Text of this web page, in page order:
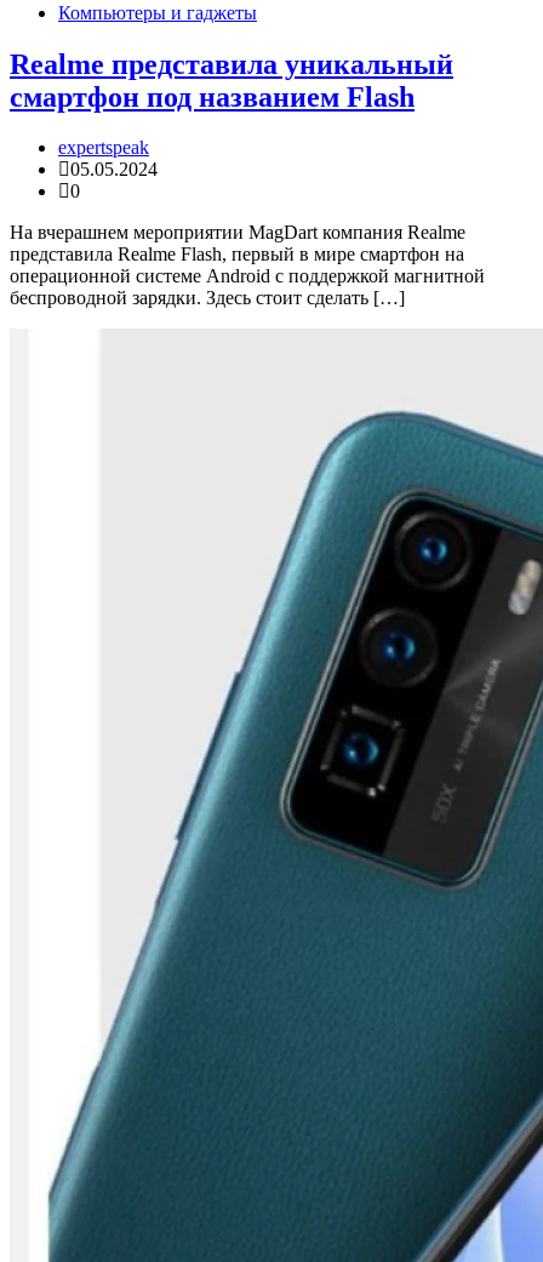
Компьютеры и гаджеты
Realme представила уникальный
смартфон под названием Flash
expertspeak
05.05.2024
0
На вчерашнем мероприятии MagDart компания Realme
представила Realme Flash, первый в мире смартфон на
операционной системе Android с поддержкой магнитной
беспроводной зарядки. Здесь стоит сделать […]